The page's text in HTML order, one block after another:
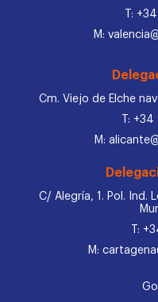
T:
M:
Cm. Viejo de Elche
T:
M:
C/ Alegría, 1. Pol. Ind.
T:
M: